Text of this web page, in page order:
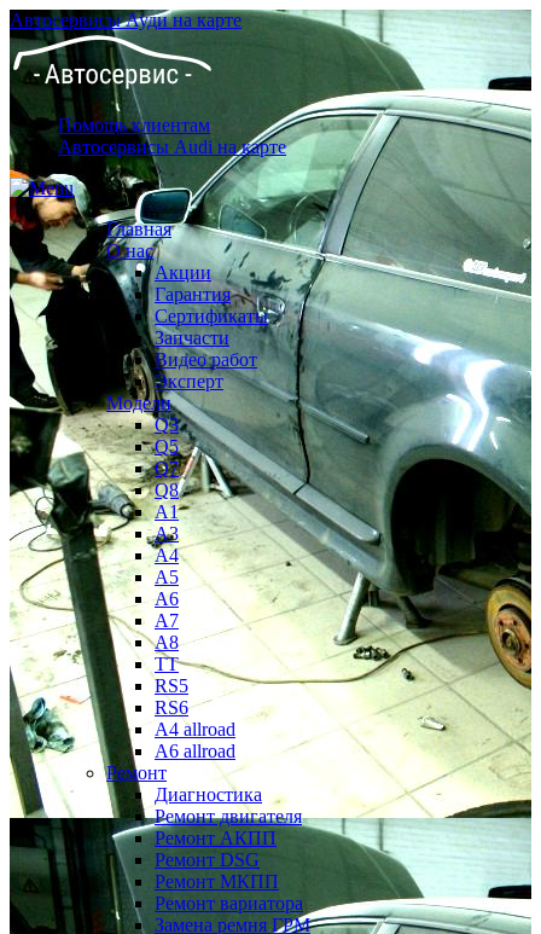
Автосервисы Ауди на карте
Помощь клиентам
Автосервисы Audi на карте
Главная
О нас
Акции
Гарантия
Сертификаты
Запчасти
Видео работ
Эксперт
Модели
Q3
Q5
Q7
Q8
A1
A3
A4
A5
A6
A7
A8
TT
RS5
RS6
A4 allroad
A6 allroad
Ремонт
Диагностика
Ремонт двигателя
Ремонт АКПП
Ремонт DSG
Ремонт МКПП
Ремонт вариатора
Замена ремня ГРМ